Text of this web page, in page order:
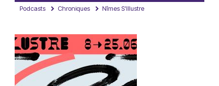
Podcasts Chroniques Nîmes S'Illustre